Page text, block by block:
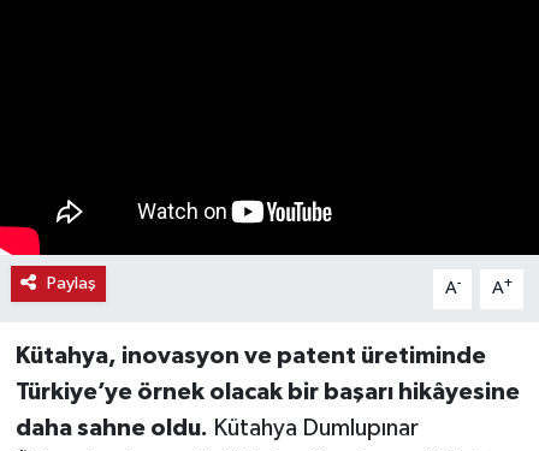
Paylaş A- A+
Kütahya, inovasyon ve patent üretiminde
Türkiye’ye örnek olacak bir başarı hikâyesine
daha sahne oldu. Kütahya Dumlupınar
Sağlık
Seri İlan
Siyaset
Spor